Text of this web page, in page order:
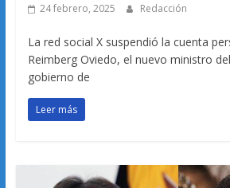
24 febrero, 2025 Redacción
La red social X suspendió la cuenta
Reimberg Oviedo, el nuevo ministro
gobierno de
Leer más